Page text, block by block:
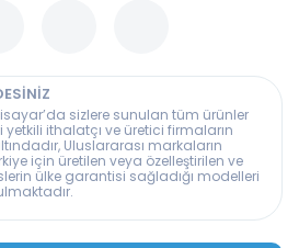
sizlere sunulan tüm ürünler
yetkili ithalatçı ve üretici firmaların
Uluslararası markaların
için üretilen veya özelleştirilen ve
ülke garantisi sağladığı modelleri